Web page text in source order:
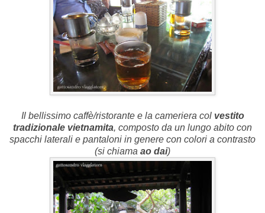
Il bellissimo caffè/ristorante e la cameriera col vestito
tradizionale vietnamita, composto da un lungo abito con
spacchi laterali e pantaloni in genere con colori a contrasto
(si chiama ao dai)